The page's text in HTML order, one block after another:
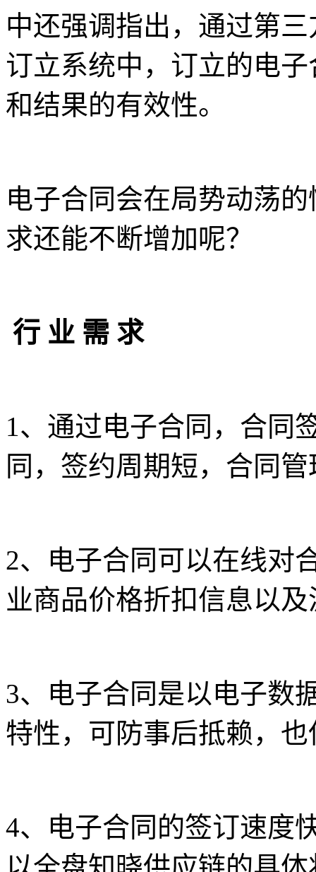
中还强调指出，通过第
订立系统中，订立的电
和结果的有效性。
电子合同会在局势动荡
求还能不断增加呢？
行 业 需 求
1、通过电子合同，合同
同，签约周期短，合同
2、电子合同可以在线对
业商品价格折扣信息以
3、电子合同是以电子数
特性，可防事后抵赖，
4、电子合同的签订速度